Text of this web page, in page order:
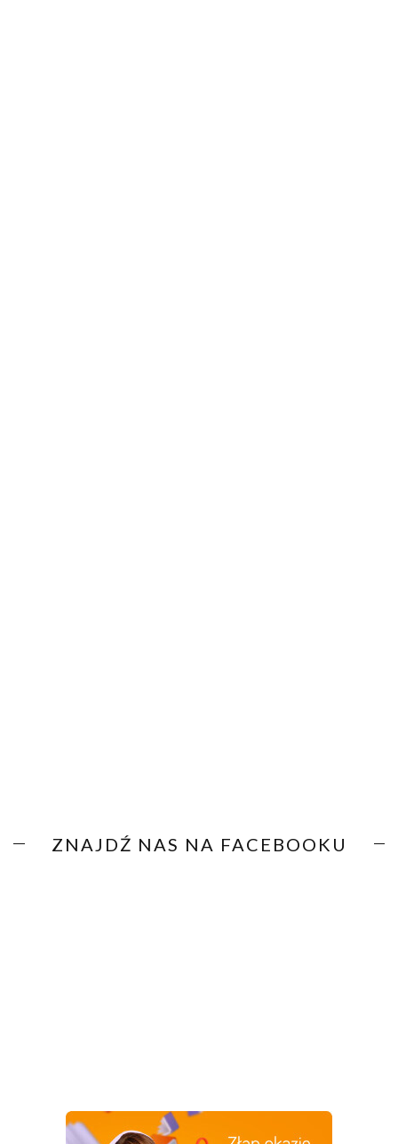
ZNAJDŹ NAS NA FACEBOOKU